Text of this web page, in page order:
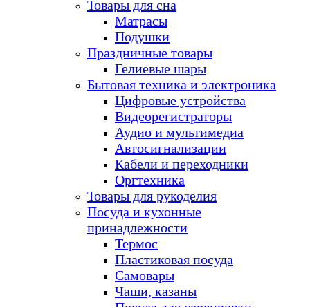
Товары для сна
Матрасы
Подушки
Праздничные товары
Гелиевые шары
Бытовая техника и электроника
Цифровые устройства
Видеорегистраторы
Аудио и мультимедиа
Автосигнализации
Кабели и переходники
Оргтехника
Товары для рукоделия
Посуда и кухонные
принадлежности
Термос
Пластиковая посуда
Самовары
Чаши, казаны